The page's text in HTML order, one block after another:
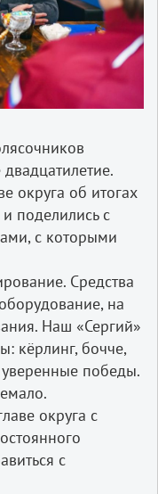
округа об итогах
поделились с
с которыми
Средства
на
Наш «Сергий»
кёрлинг, бочче,
уверенные победы.
округа с
с